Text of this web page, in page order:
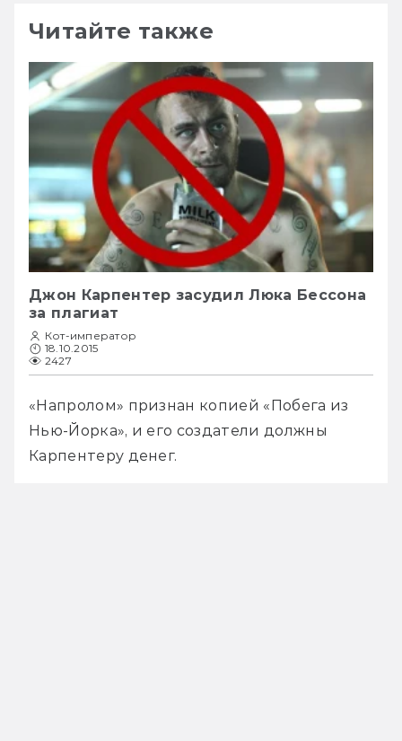
Читайте также
Джон Карпентер засудил Люка Бессона
за плагиат
Кот-император
18.10.2015
2427
«Напролом» признан копией «Побега из
Нью-Йорка», и его создатели должны
Карпентеру денег.